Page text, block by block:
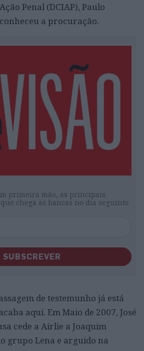
Penal (DCIAP), Paulo
a procuração.
primeira mão, as principais
chega às bancas no dia seguinte
SUBSCREVER
de testemunho já está
aqui. Em Maio de 2007, José
cede a Airlie a Joaquim
grupo Lena e arguido na